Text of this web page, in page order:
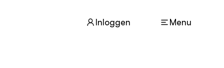
Inloggen Menu